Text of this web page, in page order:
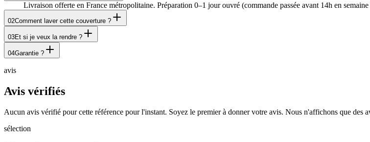
Livraison offerte en France métropolitaine. Préparation 0–1 jour ouvré (commande passée avant 14h en
02Comment laver cette couverture ?
03Et si je veux la rendre ?
04Garantie ?
avis
Avis vérifiés
Aucun avis vérifié pour cette référence pour l'instant. Soyez le premier à donner votre avis. Nous n'affichons que des
sélection